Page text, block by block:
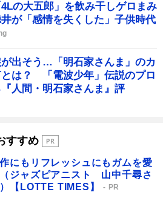
の大五郎」を飲み干しゲロまみ
が「感情を失くした」子供時代
出そう…「明石家さんま」のカ
とは？ 「電波少年」伝説のプロ
人間・明石家さんま』評
すすめ
にもリフレッシュにもガムを愛
ジャズピアニスト 山中千尋さ
【LOTTE TIMES】
PR